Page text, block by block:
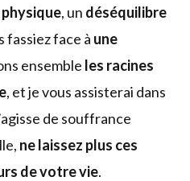
, un déséquilibre
fassiez face à une
ensemble les racines
, et je vous assisterai dans
de souffrance
ne laissez plus ces
de votre vie.